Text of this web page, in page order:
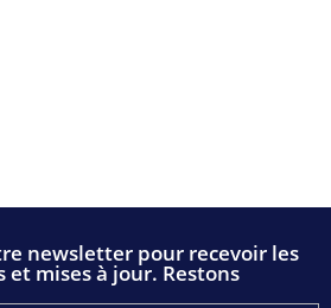
newsletter pour recevoir les
mises à jour. Restons